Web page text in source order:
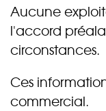
Aucune
l'accord
circonstances.
Ces
commercial.